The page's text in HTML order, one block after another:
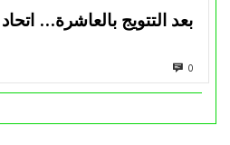
بعد التتويج بالعاشرة…
0